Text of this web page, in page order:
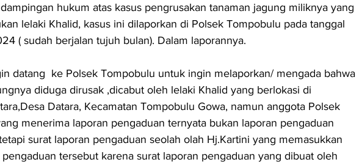
hukum atas kasus pengrusakan tanaman jagung miliknya yang
lelaki Khalid, kasus ini dilaporkan di Polsek Tompobulu pada tanggal
( sudah berjalan tujuh bulan). Dalam laporannya.
datang  ke Polsek Tompobulu untuk ingin melaporkan/ mengada bahwa
diduga dirusak ,dicabut oleh lelaki Khalid yang berlokasi di
Datara, Kecamatan Tompobulu Gowa, namun anggota Polsek
menerima laporan pengaduan ternyata bukan laporan pengaduan
surat laporan pengaduan seolah olah Hj.Kartini yang memasukkan
tersebut karena surat laporan pengaduan yang dibuat oleh